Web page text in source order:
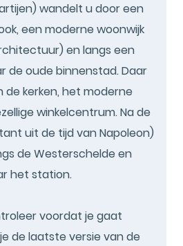
wandelt u door een
een moderne woonwijk
en langs een
de oude binnenstad. Daar
de kerken, het moderne
winkelcentrum. Na de
uit de tijd van Napoleon)
de Westerschelde en
het station.
voordat je gaat
de laatste versie van de